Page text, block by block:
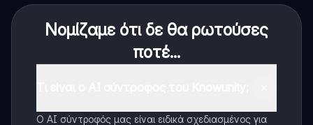
Νομίζαμε ότι δε θα ρωτούσες
ποτέ...
Ο AI σύντροφός μας είναι ειδικά σχεδιασμένος για